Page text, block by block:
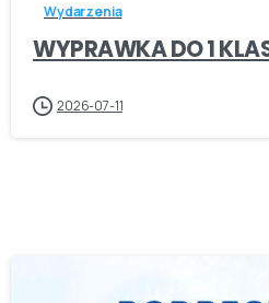
Wydarzenia
WYPRAWKA DO 1
2026-07-11